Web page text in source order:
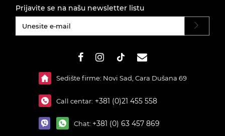
Prijavite se na našu newsletter listu
Sedište firme: Novi Sad, Cara Dušana 69
Call centar: +381 (0)21 455 558
Chat: +381 (0) 63 457 869